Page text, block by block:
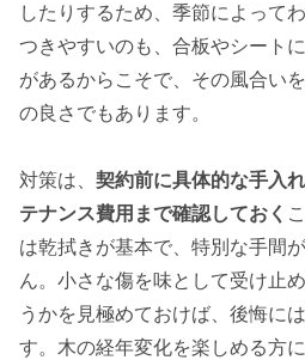
したりするため、季節によって
つきやすいのも、合板やシート
があるからこそで、その風合い
の良さでもあります。
対策は、 契約前に具体的な手入
テナンス費用まで確認しておく
は乾拭きが基本で、特別な手間
ん。小さな傷を味として受け止
うかを見極めておけば、後悔に
す。木の経年変化を楽しめる方